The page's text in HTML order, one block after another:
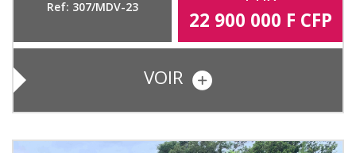
Ref: 307/MDV-23
22 900 000 F CFP
VOIR